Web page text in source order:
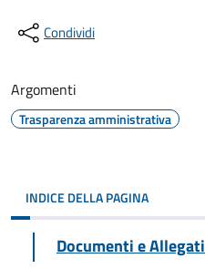
Condividi
Argomenti
Trasparenza amministrativa
INDICE DELLA PAGINA
Documenti e Allegati